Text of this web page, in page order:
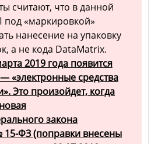
считают, что в данной
под «маркировкой»
нанесение на упаковку
а не кода DataMatrix.
2019 года появится
«электронные средства
Это произойдет, когда
закона
15-ФЗ (поправки внесены